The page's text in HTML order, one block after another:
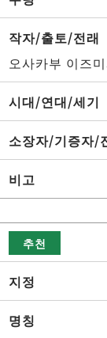
작자/출토/전래
오사카부 이즈
시대/연대/세기
소장자/기증자/
비고
추천
지정
명칭